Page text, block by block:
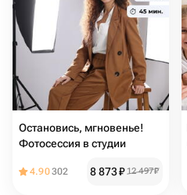
Остановись, мгновенье!
Фотосессия в студии
4.90302 8 873₽ 12 497₽